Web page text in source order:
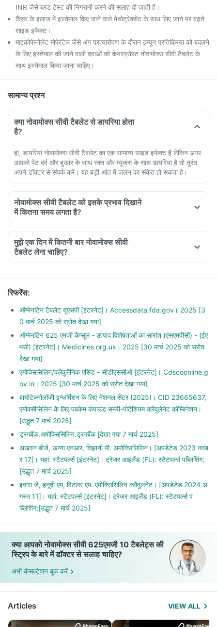
INR जैसे ब्लड टेस्ट की निगरानी करने की सलाह दी जाती है।
कैंसर के इलाज में इस्तेमाल किए जाने वाले मेथोट्रेक्सेट के साथ लिए जाने पर बढ़ते
साइड इफेक्ट।
माइकोफेनोलेट मोफेटिल जैसे अंग प्रत्यारोपण के दौरान इम्यून प्रतिक्रिया को बदलने
के लिए इस्तेमाल की जाने वाली दवाओं को केयरप्रोस्ट नोवामोक्स सीवी टैबलेट के
साथ इस्तेमाल किया जाना चाहिए।
सामान्य प्रश्न
क्या नोवामोक्स सीवी टैबलेट से डायरिया होता
है?
हां, डायरिया नोवामोक्स सीवी टैबलेट का एक सामान्य साइड इफेक्ट है लेकिन अगर
आपको पेट दर्द और बुखार के साथ रक्त और म्यूकस के साथ डायरिया है तो तुरंत
अपने डॉक्टर से संपर्क करें। यह बड़ी आंत में जलन का संकेत हो सकता है।
नोवामोक्स सीवी टैबलेट को इसके प्रभाव दिखाने
में कितना समय लगता है?
मुझे एक दिन में कितनी बार नोवामोक्स सीवी
टैबलेट लेना चाहिए?
रिफरेंस:
ऑग्मेनटिन टैबलेट यूएसपी [इंटरनेट]। Accessdata.fda.gov। 2025 [3
0 मार्च 2025 को स्रोत देखा गया]
ऑग्मेनटिन 625 एमजी कैप्सूल - उत्पाद विशेषताओं का सारांश (एसएमपीसी) - (ईए
मसी) [इंटरनेट]। Medicines.org.uk। 2025 [30 मार्च 2025 को स्रोत
देखा गया]
एमोक्सिसिलिन/क्लैवुलैनिक एसिड - सीडीएससीओ [इंटरनेट]। Cdscoonline.g
ov.in। 2025 [30 मार्च 2025 को स्रोत देखा गया]
बायोटेक्नोलॉजी इन्फॉर्मेशन के लिए नेशनल सेंटर (2025)। CID 23665637,
एमोक्सीसिलिन के लिए पबकेम कंपाउंड समरी-पोटैशियम क्लैवुलेनेट कॉम्बिनेशन।
[उद्धृत 7 मार्च 2025]
ड्रगबैंक.अमोक्सिसिलिन.ड्रगबैंक [देखा गया 7 मार्च 2025]
अखवन बीजे, खन्ना एनआर, विझानी पी. अमोक्सिसिलिन। [अपडेटेड 2023 नवंब
र 17]। यहां: स्टैटपर्ल्स [इंटरनेट]। ट्रेजर आइलैंड (FL): स्टैटपर्ल्स पब्लिशिंग;
[उद्धृत 7 मार्च 2025]
इवांस जे, हनूदी एम, विटलर एम. एमोक्सिसिलिन क्लैवुलनेट। [अपडेटेड 2024 अ
गस्त 11]। यहां: स्टैटपर्ल्स [इंटरनेट]। ट्रेजर आइलैंड (FL): स्टैटपर्ल्स प
ब्लिशिंग;[उद्धृत 7 मार्च 2025]
क्या आपको नोवामोक्स सीवी 625एमजी 10 टैबलेट्स की
स्ट्रिप के बारे में डॉक्टर से सलाह चाहिए?
अभी कंसल्टेशन बुक करें
Articles VIEW ALL